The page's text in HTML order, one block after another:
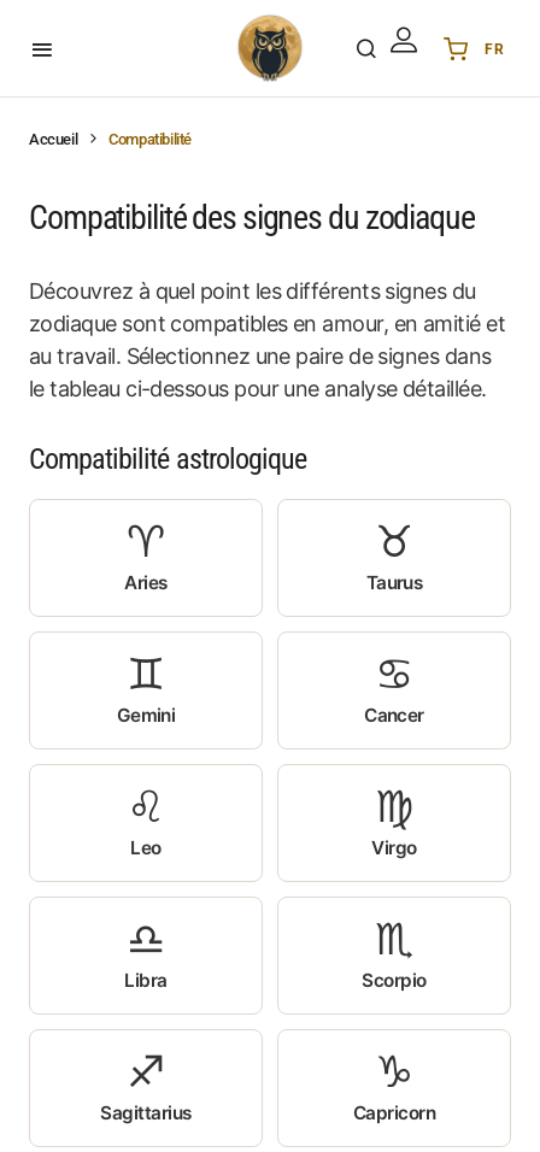
FR
PL
FR Français
KR 한국어
Accueil Compatibilité
Compatibilité des signes du zodiaque
Découvrez à quel point les différents signes du
zodiaque sont compatibles en amour, en amitié et
au travail. Sélectionnez une paire de signes dans
le tableau ci-dessous pour une analyse détaillée.
Compatibilité astrologique
♈
Aries
♉
Taurus
♊
Gemini
♋
Cancer
♌
Leo
♍
Virgo
♎
Libra
♏
Scorpio
♐
Sagittarius
♑
Capricorn